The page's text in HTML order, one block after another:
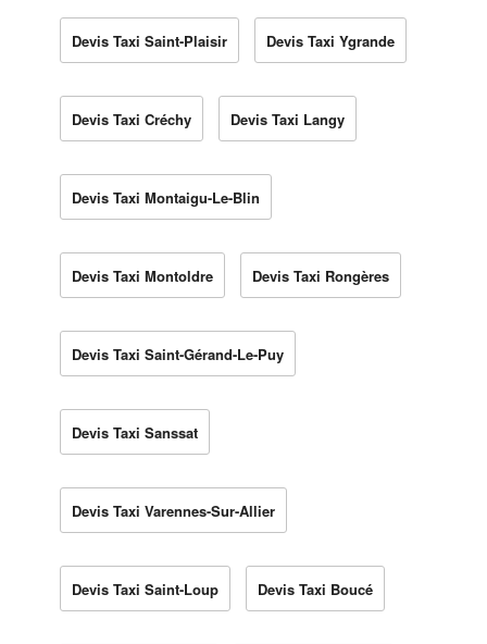
Devis Taxi Saint-Plaisir Devis Taxi Ygrande
Devis Taxi Créchy Devis Taxi Langy
Devis Taxi Montaigu-Le-Blin
Devis Taxi Montoldre Devis Taxi Rongères
Devis Taxi Saint-Gérand-Le-Puy
Devis Taxi Sanssat
Devis Taxi Varennes-Sur-Allier
Devis Taxi Saint-Loup Devis Taxi Boucé